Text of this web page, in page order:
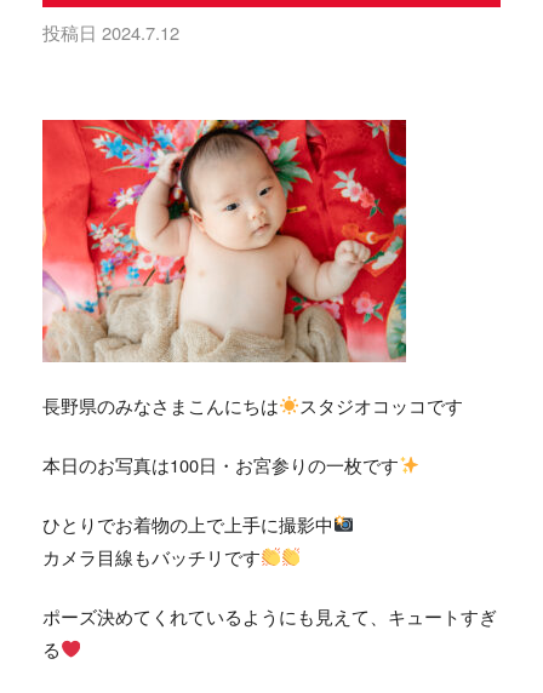
投稿日 2024.7.12
長野県のみなさまこんにちは スタジオコッコです
本日のお写真は100日・お宮参りの一枚です
ひとりでお着物の上で上手に撮影中
カメラ目線もバッチリです
ポーズ決めてくれているようにも見えて、キュートすぎ
る